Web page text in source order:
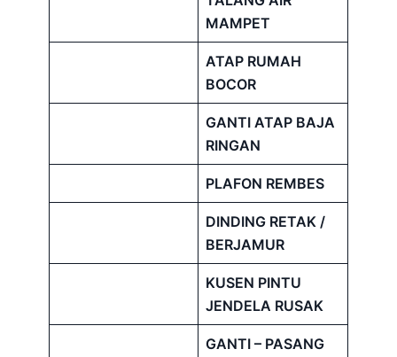
MAMPET
ATAP RUMAH
BOCOR
GANTI ATAP BAJA
RINGAN
PLAFON REMBES
DINDING RETAK /
BERJAMUR
KUSEN PINTU
JENDELA RUSAK
GANTI – PASANG